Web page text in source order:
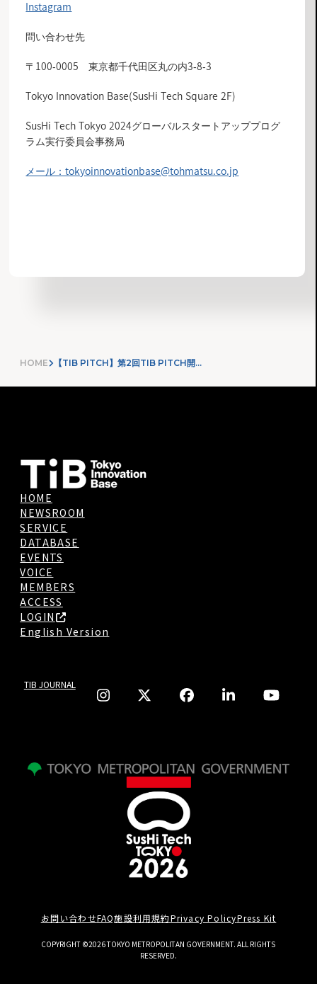
Instagram
問い合わせ先
〒100-0005 東京都千代田区丸の内3-8-3
Tokyo Innovation Base(SusHi Tech Square 2F)
SusHi Tech Tokyo 2024グローバルスタートアッププログ
ラム実行委員会事務局
メール：tokyoinnovationbase@tohmatsu.co.jp
HOME 【TIB PITCH】第2回TIB PITCH開催報告
HOME
NEWSROOM
SERVICE
DATABASE
EVENTS
VOICE
MEMBERS
ACCESS
LOGIN
English Version
TIB JOURNAL
お問い合わせFAQ施設利用規約Privacy PolicyPress Kit
COPYRIGHT ©2026 TOKYO METROPOLITAN GOVERNMENT. ALL RIGHTS
RESERVED.